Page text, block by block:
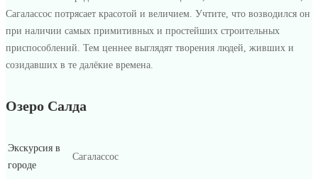
Сагалассос потрясает красотой и величием. Учтите, что возводился он
при наличии самых примитивных и простейших строительных
приспособлений. Тем ценнее выглядят творения людей, живших и
созидавших в те далёкие времена.
Озеро Салда
Экскурсия в
городе
Сагалассос